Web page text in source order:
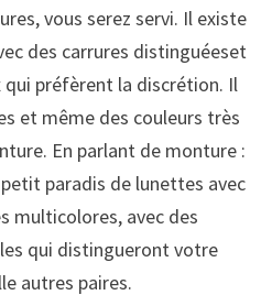
vous serez servi. Il existe
des carrures distinguéeset
préfèrent la discrétion. Il
et même des couleurs très
En parlant de monture :
paradis de lunettes avec
multicolores, avec des
qui distingueront votre
autres paires.